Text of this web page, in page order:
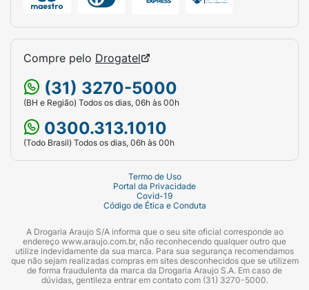
Compre pelo Drogatel
(31) 3270-5000
(BH e Região) Todos os dias, 06h às 00h
0300.313.1010
(Todo Brasil) Todos os dias, 06h às 00h
Termo de Uso
Portal da Privacidade
Covid-19
Código de Ética e Conduta
A Drogaria Araujo S/A informa que o seu site oficial corresponde ao
endereço www.araujo.com.br, não reconhecendo qualquer outro que
utilize indevidamente da sua marca. Para sua segurança recomendamos
que não sejam realizadas compras em sites desconhecidos que se utilizem
de forma fraudulenta da marca da Drogaria Araujo S.A. Em caso de
dúvidas, gentileza entrar em contato com (31) 3270-5000.